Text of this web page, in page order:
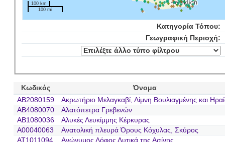
100 km
100 mi
Κατηγορία Τόπου:
Γεωγραφική Περιοχή:
Κωδικός
Όνομα
AB2080159
Ακρωτήριο Μελαγκαβί, Λίμνη Βουλιαγμένης και
AB4080070
Αλατόπετρα Γρεβενών
AB1080036
Αλυκές Λευκίμμης Κέρκυρας
A00040063
Ανατολική πλευρά Όρους Κόχυλας, Σκύρος
AT1011094
Ανώνυμος Λόφος Δυτικά της Ασίνης